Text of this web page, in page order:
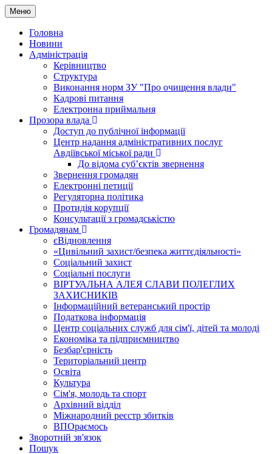
Меню
Головна
Новини
Адміністрація
Керівництво
Структура
Виконання норм ЗУ "Про очищення влади"
Кадрові питання
Електронна приймальня
Прозора влада
Доступ до публічної інформації
Центр надання адміністративних послуг
Авдіївської міської ради
До відома суб’єктів звернення
Звернення громадян
Електронні петиції
Регуляторна політика
Протидія корупції
Консультації з громадськістю
Громадянам
єВідновлення
«Цивільний захист/безпека життєдіяльності»
Соціальний захист
Соціальні послуги
ВІРТУАЛЬНА АЛЕЯ СЛАВИ ПОЛЕГЛИХ
ЗАХИСНИКІВ
Інформаційний ветеранський простір
Податкова інформація
Центр соціальних служб для сім'ї, дітей та молоді
Економіка та підприємництво
Безбар'єрність
Територіальний центр
Освіта
Культура
Сім'я, молодь та спорт
Архівний відділ
Міжнародний реєстр збитків
ВПОраємось
Зворотній зв'язок
Пошук